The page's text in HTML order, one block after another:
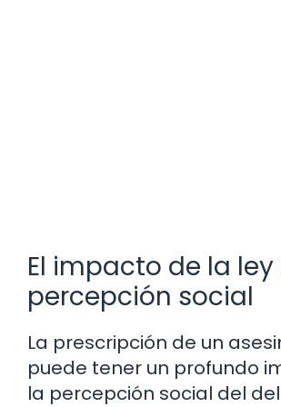
El impacto de la ley
percepción social
La prescripción de un
puede tener un profundo
la percepción social del